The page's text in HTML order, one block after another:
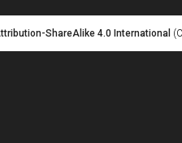
ShareAlike 4.0 International